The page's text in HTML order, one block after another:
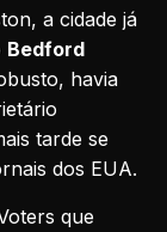
a cidade já
Bedford
havia
tarde se
dos EUA.
que